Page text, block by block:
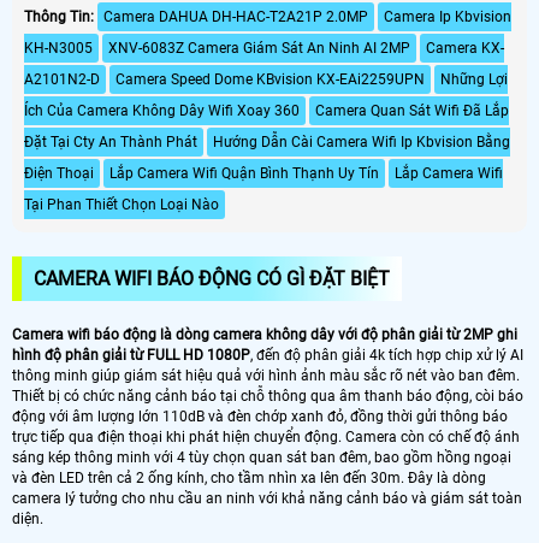
Thông Tin: Camera DAHUA DH-HAC-T2A21P 2.0MP
Camera Ip Kbvision
KH-N3005
XNV-6083Z Camera Giám Sát An Ninh AI 2MP
Camera KX-
A2101N2-D
Camera Speed Dome KBvision KX-EAi2259UPN
Những Lợi
Ích Của Camera Không Dây Wifi Xoay 360
Camera Quan Sát Wifi Đã Lắp
Đặt Tại Cty An Thành Phát
Hướng Dẫn Cài Camera Wifi Ip Kbvision Bằng
Điện Thoại
Lắp Camera Wifi Quận Bình Thạnh Uy Tín
Lắp Camera Wifi
Tại Phan Thiết Chọn Loại Nào
CAMERA WIFI BÁO ĐỘNG CÓ GÌ ĐẶT BIỆT
Camera wifi báo động là dòng camera không dây với độ phân giải từ 2MP ghi
hình độ phân giải từ FULL HD 1080P, đến độ phân giải 4k tích hợp chip xử lý AI
thông minh giúp giám sát hiệu quả với hình ảnh màu sắc rõ nét vào ban đêm.
Thiết bị có chức năng cảnh báo tại chỗ thông qua âm thanh báo động, còi báo
động với âm lượng lớn 110dB và đèn chớp xanh đỏ, đồng thời gửi thông báo
trực tiếp qua điện thoại khi phát hiện chuyển động. Camera còn có chế độ ánh
sáng kép thông minh với 4 tùy chọn quan sát ban đêm, bao gồm hồng ngoại
và đèn LED trên cả 2 ống kính, cho tầm nhìn xa lên đến 30m. Đây là dòng
camera lý tưởng cho nhu cầu an ninh với khả năng cảnh báo và giám sát toàn
diện.